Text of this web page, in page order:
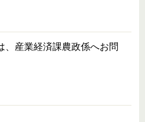
、産業経済課農政係へお問